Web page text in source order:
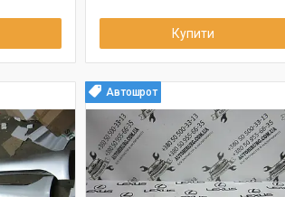
Купити
Автошрот